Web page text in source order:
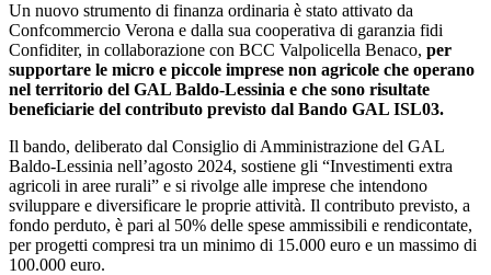
Un nuovo strumento di finanza ordinaria è stato attivato da
Confcommercio Verona e dalla sua cooperativa di garanzia fidi
Confiditer, in collaborazione con BCC Valpolicella Benaco, per
supportare le micro e piccole imprese non agricole che operano
nel territorio del GAL Baldo-Lessinia e che sono risultate
beneficiarie del contributo previsto dal Bando GAL ISL03.
Il bando, deliberato dal Consiglio di Amministrazione del GAL
Baldo-Lessinia nell’agosto 2024, sostiene gli “Investimenti extra
agricoli in aree rurali” e si rivolge alle imprese che intendono
sviluppare e diversificare le proprie attività. Il contributo previsto, a
fondo perduto, è pari al 50% delle spese ammissibili e rendicontate,
per progetti compresi tra un minimo di 15.000 euro e un massimo di
100.000 euro.